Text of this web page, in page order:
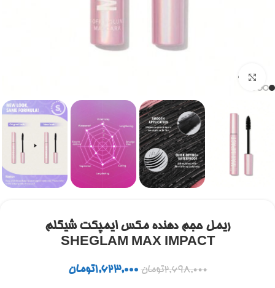
برای بزرگنمایی کلیک کنید
ریمل حجم دهنده مکس ایمپکت شیگلم
SHEGLAM MAX IMPACT
2,698,000تومان 1,623,000تومان